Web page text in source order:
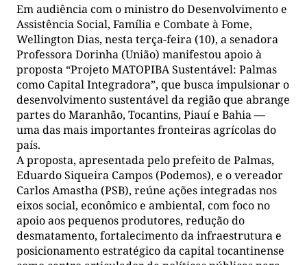
Em audiência com o ministro do Desenvolvimento e
Assistência Social, Família e Combate à Fome,
Wellington Dias, nesta terça-feira (10), a senadora
Professora Dorinha (União) manifestou apoio à
proposta “Projeto MATOPIBA Sustentável: Palmas
como Capital Integradora”, que busca impulsionar o
desenvolvimento sustentável da região que abrange
partes do Maranhão, Tocantins, Piauí e Bahia —
uma das mais importantes fronteiras agrícolas do
país.
A proposta, apresentada pelo prefeito de Palmas,
Eduardo Siqueira Campos (Podemos), e o vereador
Carlos Amastha (PSB), reúne ações integradas nos
eixos social, econômico e ambiental, com foco no
apoio aos pequenos produtores, redução do
desmatamento, fortalecimento da infraestrutura e
posicionamento estratégico da capital tocantinense